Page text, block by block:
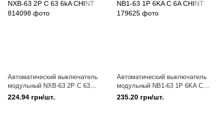
Автоматический выключатель
модульный NXB-63 2P C 63
6kA CHINT
224.94 грн/шт.
Автоматический выключатель
модульный NB1-63 1P 6KA C
6A CHINT
235.20 грн/шт.